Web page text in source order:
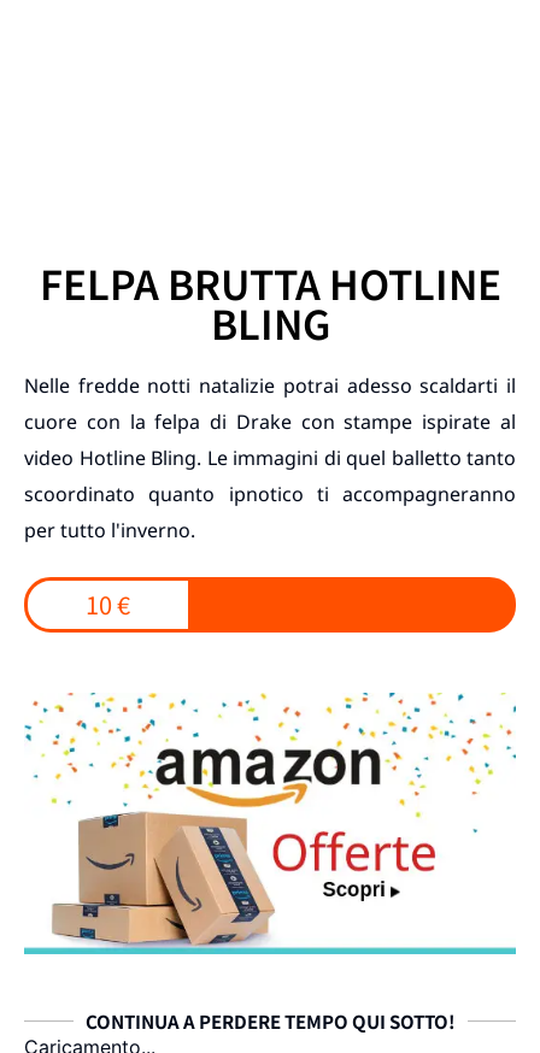
FELPA BRUTTA HOTLINE
BLING
Nelle fredde notti natalizie potrai adesso scaldarti il
cuore con la felpa di Drake con stampe ispirate al
video Hotline Bling. Le immagini di quel balletto tanto
scoordinato quanto ipnotico ti accompagneranno
per tutto l'inverno.
10 €
CONTINUA A PERDERE TEMPO QUI SOTTO!
Caricamento...